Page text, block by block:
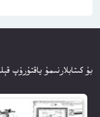
بۇ كىتابلارنىمۇ ياقتۇرۇپ